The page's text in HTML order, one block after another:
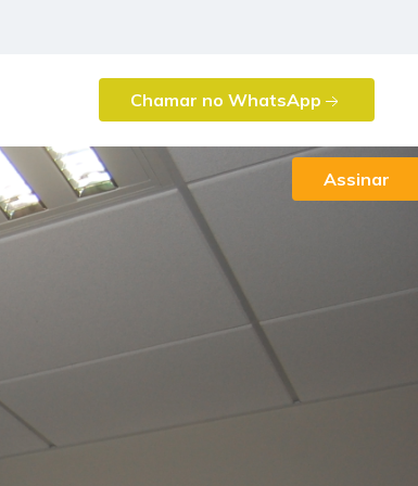
Chamar no WhatsApp